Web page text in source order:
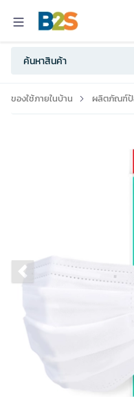
ของใช้ภายในบ้าน ผลิตภัณฑ์ป้
Previous